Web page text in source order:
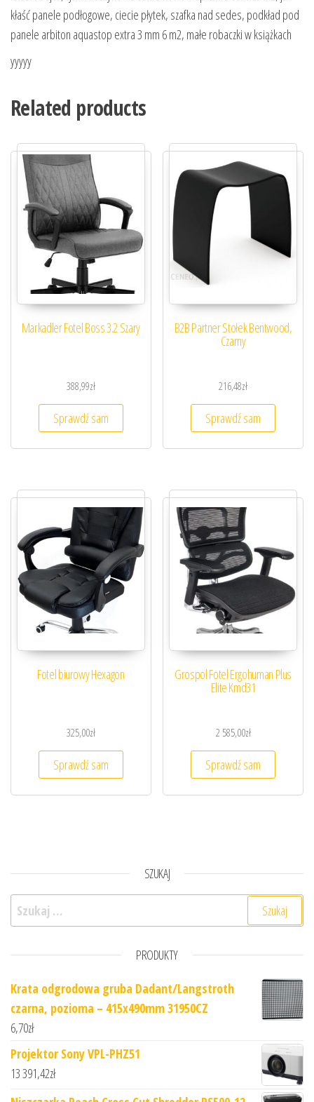
kłaść panele podłogowe, ciecie płytek, szafka nad sedes, podkład pod
panele arbiton aquastop extra 3 mm 6 m2, małe robaczki w książkach
yyyyy
Related products
Markadler Fotel Boss 3.2 Szary
388,99zł
Sprawdź sam
B2B Partner Stołek Bentwood,
Czarny
216,48zł
Sprawdź sam
Fotel biurowy Hexagon
325,00zł
Sprawdź sam
Grospol Fotel Ergohuman Plus
Elite Kmd31
2 585,00zł
Sprawdź sam
SZUKAJ
Szukaj:
PRODUKTY
Krata odgrodowa gruba Dadant/Langstroth
czarna, pozioma – 415x490mm 31950CZ
6,70zł
Projektor Sony VPL-PHZ51
13 391,42zł